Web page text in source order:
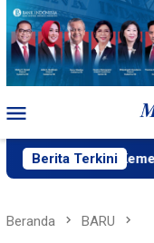
Loncat
konten
Mobile
Berita Terkini
Kemenkum
Beranda BARU